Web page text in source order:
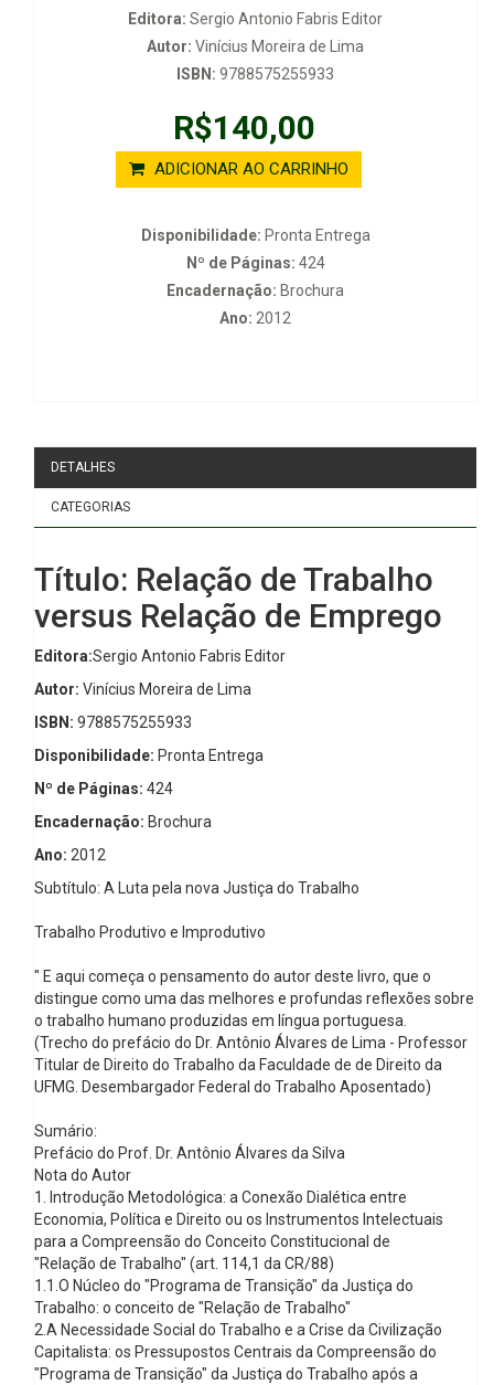
Editora: Sergio Antonio Fabris Editor
Autor: Vinícius Moreira de Lima
ISBN: 9788575255933
R$140,00
ADICIONAR AO CARRINHO
Disponibilidade: Pronta Entrega
Nº de Páginas: 424
Encadernação: Brochura
Ano: 2012
DETALHES
CATEGORIAS
Título: Relação de Trabalho
versus Relação de Emprego
Editora:Sergio Antonio Fabris Editor
Autor: Vinícius Moreira de Lima
ISBN: 9788575255933
Disponibilidade: Pronta Entrega
Nº de Páginas: 424
Encadernação: Brochura
Ano: 2012
Subtítulo: A Luta pela nova Justiça do Trabalho
Trabalho Produtivo e Improdutivo
" E aqui começa o pensamento do autor deste livro, que o
distingue como uma das melhores e profundas reflexões sobre
o trabalho humano produzidas em língua portuguesa.
(Trecho do prefácio do Dr. Antônio Álvares de Lima - Professor
Titular de Direito do Trabalho da Faculdade de de Direito da
UFMG. Desembargador Federal do Trabalho Aposentado)
Sumário:
Prefácio do Prof. Dr. Antônio Álvares da Silva
Nota do Autor
1. Introdução Metodológica: a Conexão Dialética entre
Economia, Política e Direito ou os Instrumentos Intelectuais
para a Compreensão do Conceito Constitucional de
"Relação de Trabalho" (art. 114,1 da CR/88)
1.1.O Núcleo do "Programa de Transição" da Justiça do
Trabalho: o conceito de "Relação de Trabalho"
2.A Necessidade Social do Trabalho e a Crise da Civilização
Capitalista: os Pressupostos Centrais da Compreensão do
"Programa de Transição" da Justiça do Trabalho após a